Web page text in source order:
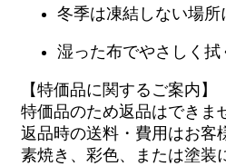
冬季は凍結しない場所
湿った布でやさしく拭
【特価品に関するご案内】
特価品のため返品はできま
返品時の送料・費用はお客
素焼き、彩色、または塗装